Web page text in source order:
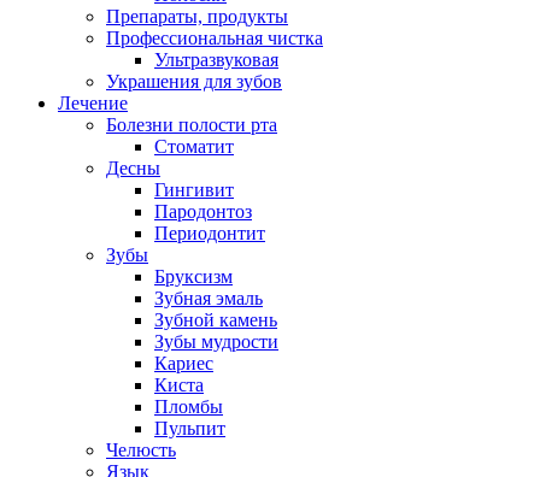
Препараты, продукты
Профессиональная чистка
Ультразвуковая
Украшения для зубов
Лечение
Болезни полости рта
Стоматит
Десны
Гингивит
Пародонтоз
Периодонтит
Зубы
Бруксизм
Зубная эмаль
Зубной камень
Зубы мудрости
Кариес
Киста
Пломбы
Пульпит
Челюсть
Язык